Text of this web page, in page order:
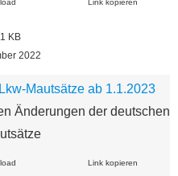
Link kopieren
KB
2022
Mautsätze ab 1.1.2023
Änderungen der deutschen
Link kopieren